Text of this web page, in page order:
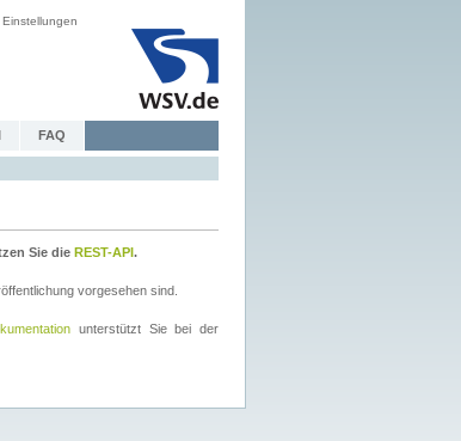
Einstellungen
FAQ
Sie die REST-API.
vorgesehen sind.
unterstützt Sie bei der